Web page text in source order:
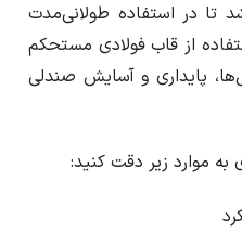
تا در استفاده طولانی‌مدت
از قاب فولادی مستحکم
پایداری و آسایش صندلی
موارد زیر دقت کنید: